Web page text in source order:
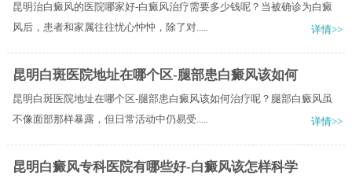
昆明治白癜风的医院哪家好-白癜风治疗需要多少钱呢？当被确诊为白癜
风后，患者和家属往往忧心忡忡，除了对.....
详情>>
昆明白斑医院地址在哪个区-腿部患白癜风该如何
昆明白斑医院地址在哪个区-腿部患白癜风该如何治疗呢？腿部白癜风虽
不像面部那样暴露，但日常活动中仍易受.....
详情>>
昆明白癜风专科医院有哪些好-白癜风该怎样科学